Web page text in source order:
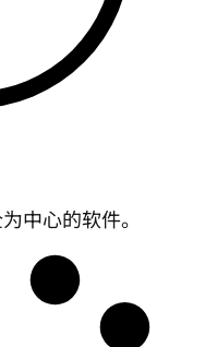
中心的软件。